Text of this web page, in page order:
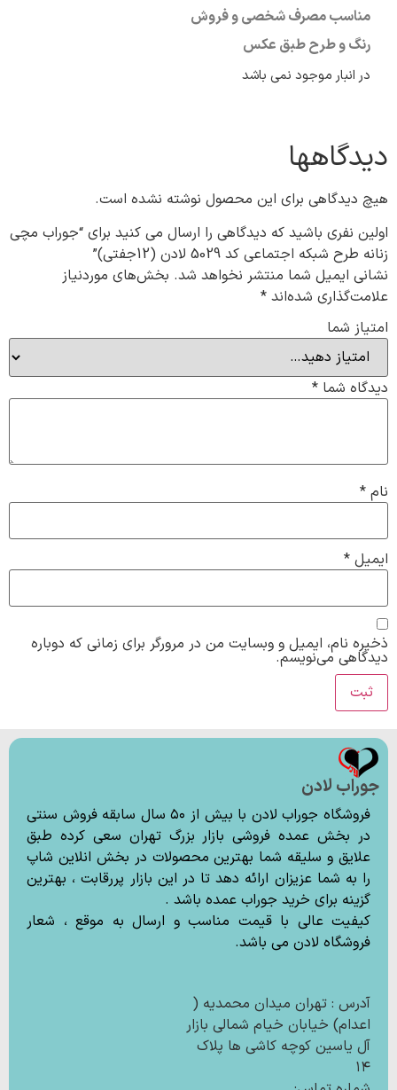
مناسب مصرف شخصی و فروش
رنگ و طرح طبق عکس
در انبار موجود نمی باشد
دیدگاهها
هیچ دیدگاهی برای این محصول نوشته نشده است.
اولین نفری باشید که دیدگاهی را ارسال می کنید برای “جوراب مچی
زنانه طرح شبکه اجتماعی کد 5029 لادن (12جفتی)”
نشانی ایمیل شما منتشر نخواهد شد. بخش‌های موردنیاز
علامت‌گذاری شده‌اند *
امتیاز شما
دیدگاه شما *
نام *
ایمیل *
ذخیره نام، ایمیل و وبسایت من در مرورگر برای زمانی که دوباره
دیدگاهی می‌نویسم.
جوراب لادن
فروشگاه جوراب لادن با بیش از ۵۰ سال سابقه فروش سنتی
در بخش عمده فروشی بازار بزرگ تهران سعی کرده طبق
علایق و سلیقه شما بهترین محصولات در بخش انلاین شاپ
را به شما عزیزان ارائه دهد تا در این بازار پررقابت ، بهترین
گزینه برای خرید جوراب عمده باشد .
کیفیت عالی با قیمت مناسب و ارسال به موقع ، شعار
فروشگاه لادن می باشد.
آدرس : تهران میدان محمدیه (
اعدام) خیابان خیام شمالی بازار
آل یاسین کوچه کاشی ها پلاک
۱۴